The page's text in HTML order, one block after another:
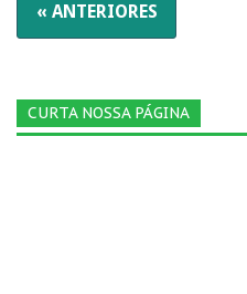
« ANTERIORES
CURTA NOSSA PÁGINA